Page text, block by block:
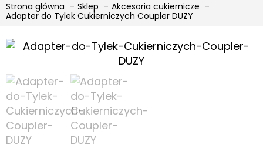
Strona główna Sklep
Akcesoria cukiernicze
Adapter do Tylek Cukierniczych Coupler DUŻY